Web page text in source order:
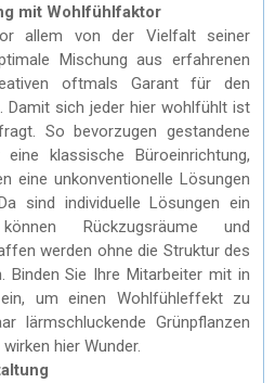
mit Wohlfühlfaktor
allem von der Vielfalt seiner
Mischung aus erfahrenen
oftmals Garant für den
Damit sich jeder hier wohlfühlt ist
So bevorzugen gestandene
klassische Büroeinrichtung,
eine unkonventionelle Lösungen
sind individuelle Lösungen ein
Rückzugsräume und
werden ohne die Struktur des
Binden Sie Ihre Mitarbeiter mit in
um einen Wohlfühleffekt zu
lärmschluckende Grünpflanzen
hier Wunder.